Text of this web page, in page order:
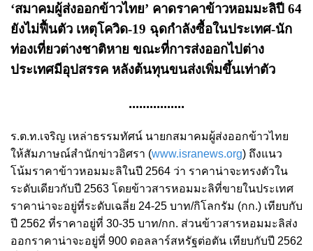
‘สมาคมผู้ส่งออกข้าวไทย’ คาดราคาข้าวหอมมะลิปี 64
ยังไม่ฟื้นตัว เหตุโควิด-19 ฉุดกำลังซื้อในประเทศ-นัก
ท่องเที่ยวต่างชาติหาย ขณะที่การส่งออกไปต่าง
ประเทศมีอุปสรรค หลังต้นทุนขนส่งเพิ่มขึ้นเท่าตัว
................
ร.ต.ท.เจริญ เหล่าธรรมทัศน์ นายกสมาคมผู้ส่งออกข้าวไทย
ให้สัมภาษณ์สำนักข่าวอิศรา (www.isranews.org) ถึงแนว
โน้มราคาข้าวหอมมะลิในปี 2564 ว่า ราคาน่าจะทรงตัวใน
ระดับเดียวกับปี 2563 โดยข้าวสารหอมมะลิที่ขายในประเทศ
ราคาน่าจะอยู่ที่ระดับเฉลี่ย 24-25 บาท/กิโลกรัม (กก.) เทียบกับ
ปี 2562 ที่ราคาอยู่ที่ 30-35 บาท/กก. ส่วนข้าวสารหอมมะลิส่ง
ออกราคาน่าจะอยู่ที่ 900 ดอลลาร์สหรัฐต่อตัน เทียบกับปี 2562